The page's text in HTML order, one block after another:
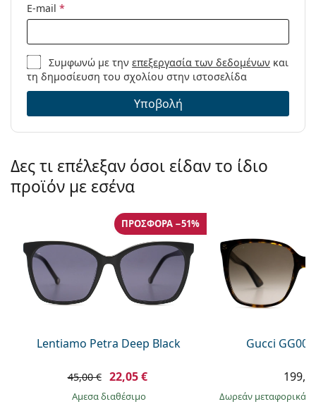
E-mail *
Συμφωνώ με τηνεπεξεργασία των δεδομένων και
τη δημοσίευση του σχολίου στην ιστοσελίδα
Υποβολή
Δες τι επέλεξαν όσοι είδαν το ίδιο
προϊόν με εσένα
Lentiamo Petra Deep Black
ΠΡΟΣΦΟΡΆ −51%
45,00 € 22,05 €
άμεσα διαθέσιμο
Gucci
Δωρεάν μεταφορικά